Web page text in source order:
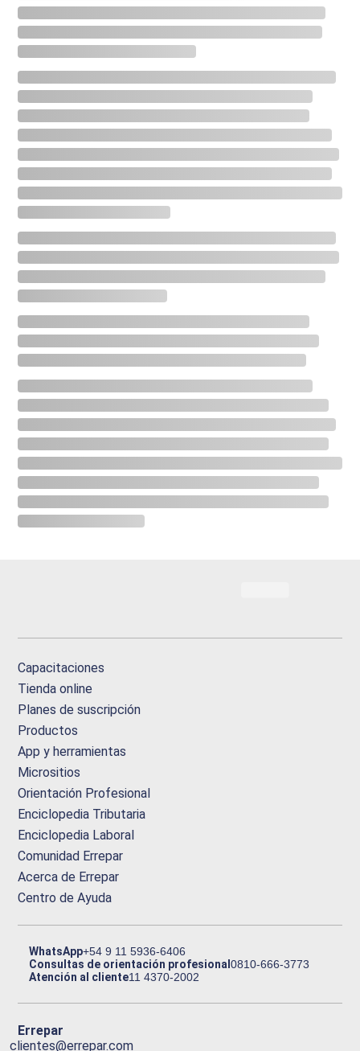
Capacitaciones
Tienda online
Planes de suscripción
Productos
App y herramientas
Micrositios
Orientación Profesional
Enciclopedia Tributaria
Enciclopedia Laboral
Comunidad Errepar
Acerca de Errepar
Centro de Ayuda
WhatsApp+54 9 11 5936-6406
Consultas de orientación profesional0810-666-3773
Atención al cliente11 4370-2002
Errepar
clientes@errepar.com